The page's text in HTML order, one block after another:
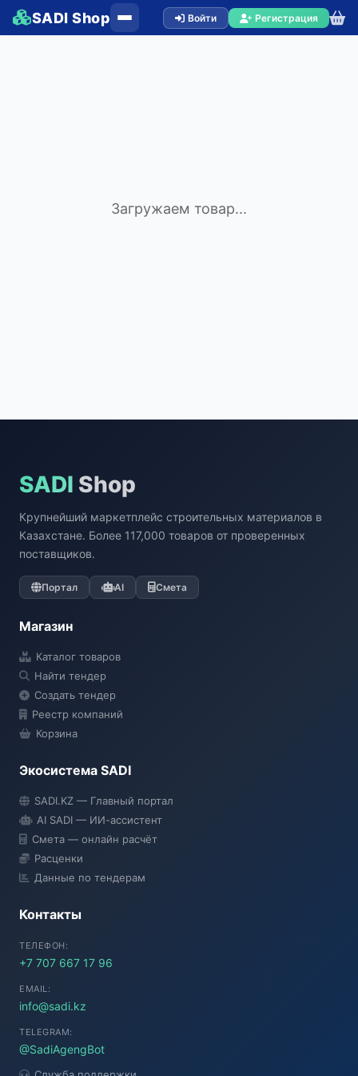
SADI Shop Войти Регистрация
Загружаем товар...
SADI Shop
Крупнейший маркетплейс строительных материалов в
Казахстане. Более 117,000 товаров от проверенных
поставщиков.
Портал AI Смета
Магазин
Каталог товаров
Найти тендер
Создать тендер
Реестр компаний
Корзина
Экосистема SADI
SADI.KZ — Главный портал
AI SADI — ИИ-ассистент
Смета — онлайн расчёт
Расценки
Данные по тендерам
Контакты
ТЕЛЕФОН:
+7 707 667 17 96
EMAIL:
info@sadi.kz
TELEGRAM:
@SadiAgengBot
● Подключение...